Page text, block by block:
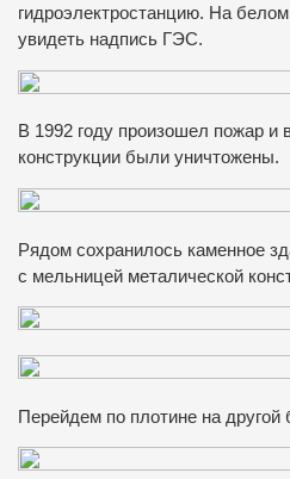
гидроэлектростанцию. На
увидеть надпись ГЭС.
В 1992 году произошел пожар и
конструкции были уничтожены.
Рядом сохранилось каменное
с мельницей металической
Перейдем по плотине на другой